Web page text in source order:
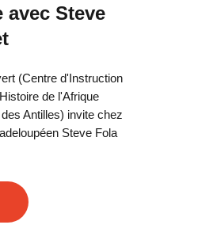
avec Steve
(Centre d'Instruction
de l'Afrique
Antilles) invite chez
Steve Fola